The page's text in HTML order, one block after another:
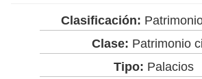
Clasificación:
Clase: Patrimonio
Tipo: Palacios